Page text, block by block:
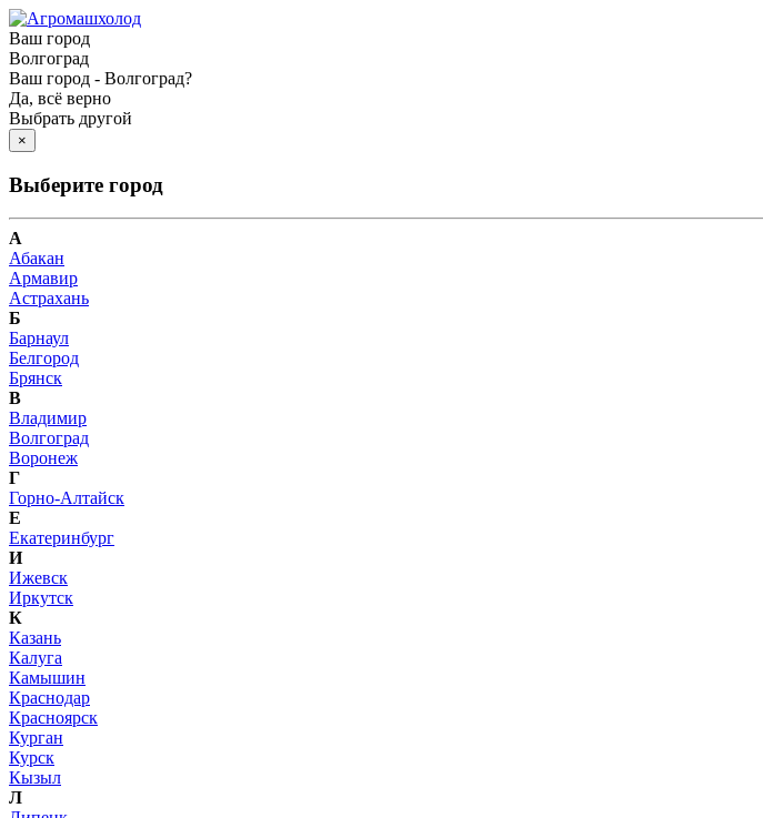
Ваш город
Волгоград
Ваш город - Волгоград?
Да, всё верно
Выбрать другой
×
Выберите город
А
Абакан
Армавир
Астрахань
Б
Барнаул
Белгород
Брянск
В
Владимир
Волгоград
Воронеж
Г
Горно-Алтайск
Е
Екатеринбург
И
Ижевск
Иркутск
К
Казань
Калуга
Камышин
Краснодар
Красноярск
Курган
Курск
Кызыл
Л